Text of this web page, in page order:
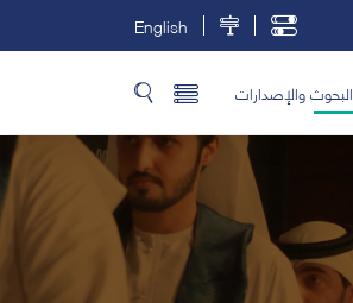
English
البحوث والإصدارات